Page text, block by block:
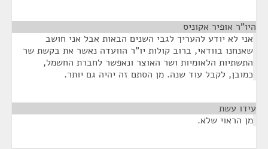
היו"ר אופיר אקוניס
אני לא יודע להעריך לגבי השנים הבאות אבל אני חושב
שאנחנו בוודאי, ברוב קולות יו"ר הוועדה נאשר את בקשת שר
התשתיות הלאומיות ושר האוצר ונאפשר לחברת החשמל,
כמובן, לקבל עוד שנה. מן הסתם זה יהיה גם יותר.
עידו עשת
מן הראוי שלא.